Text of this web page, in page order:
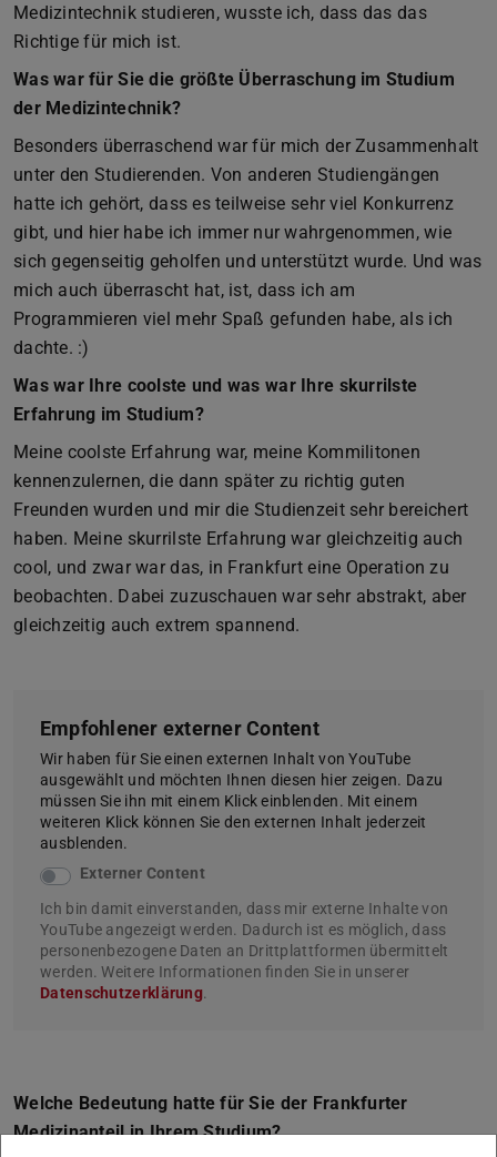
Medizintechnik studieren, wusste ich, dass das das
Richtige für mich ist.
Was war für Sie die größte Überraschung im Studium
der Medizintechnik?
Besonders überraschend war für mich der Zusammenhalt
unter den Studierenden. Von anderen Studiengängen
hatte ich gehört, dass es teilweise sehr viel Konkurrenz
gibt, und hier habe ich immer nur wahrgenommen, wie
sich gegenseitig geholfen und unterstützt wurde. Und was
mich auch überrascht hat, ist, dass ich am
Programmieren viel mehr Spaß gefunden habe, als ich
dachte. :)
Was war Ihre coolste und was war Ihre skurrilste
Erfahrung im Studium?
Meine coolste Erfahrung war, meine Kommilitonen
kennenzulernen, die dann später zu richtig guten
Freunden wurden und mir die Studienzeit sehr bereichert
haben. Meine skurrilste Erfahrung war gleichzeitig auch
cool, und zwar war das, in Frankfurt eine Operation zu
beobachten. Dabei zuzuschauen war sehr abstrakt, aber
gleichzeitig auch extrem spannend.
Empfohlener externer Content
Wir haben für Sie einen externen Inhalt von YouTube
ausgewählt und möchten Ihnen diesen hier zeigen. Dazu
müssen Sie ihn mit einem Klick einblenden. Mit einem
weiteren Klick können Sie den externen Inhalt jederzeit
ausblenden.
Externer Content
Ich bin damit einverstanden, dass mir externe Inhalte von
YouTube angezeigt werden. Dadurch ist es möglich, dass
personenbezogene Daten an Drittplattformen übermittelt
werden. Weitere Informationen finden Sie in unserer
Datenschutzerklärung.
Welche Bedeutung hatte für Sie der Frankfurter
Medizinanteil in Ihrem Studium?